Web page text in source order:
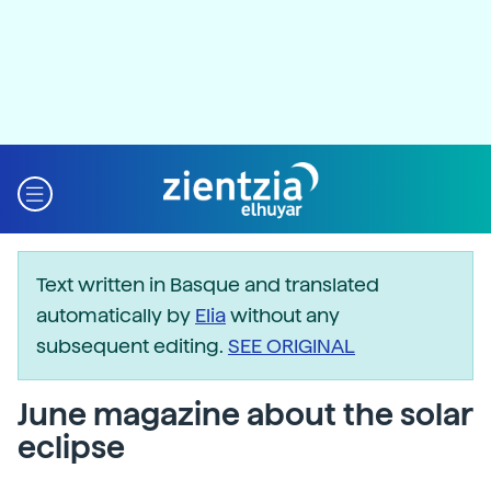
Text written in Basque and translated
automatically by Eliawithout any
subsequent editing. SEE ORIGINAL
June magazine about the solar
eclipse